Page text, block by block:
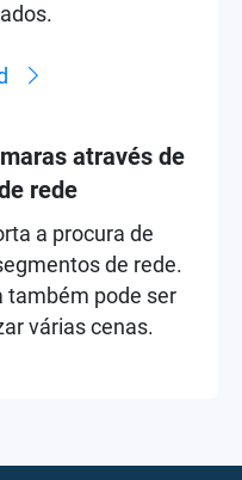
através de
rede
a procura de
de rede.
também pode ser
várias cenas.